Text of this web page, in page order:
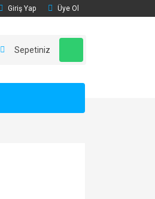
Giriş Yap Üye Ol
Sepetiniz